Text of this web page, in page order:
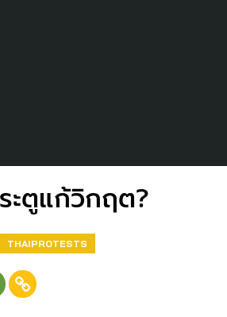
ะตูแก้วิกฤต?
THAIPROTESTS